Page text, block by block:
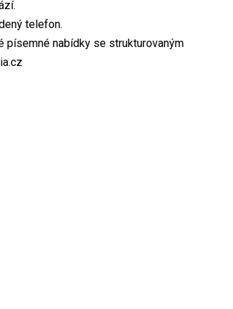
telefon.
písemné nabídky se strukturovaným